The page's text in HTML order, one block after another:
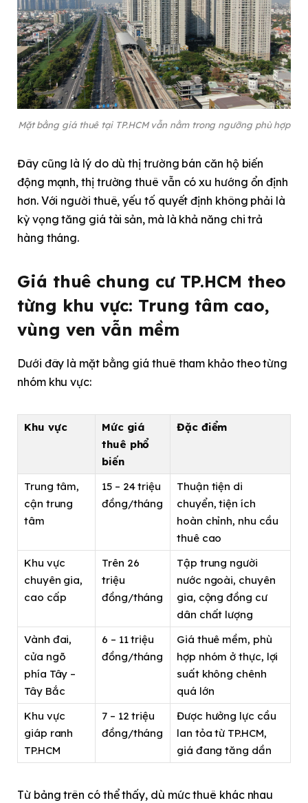
Mặt bằng giá thuê tại TP.HCM vẫn nằm trong ngưỡng phù hợp
Đây cũng là lý do dù thị trường bán căn hộ biến
động mạnh, thị trường thuê vẫn có xu hướng ổn định
hơn. Với người thuê, yếu tố quyết định không phải là
kỳ vọng tăng giá tài sản, mà là khả năng chi trả
hàng tháng.
Giá thuê chung cư TP.HCM theo
từng khu vực: Trung tâm cao,
vùng ven vẫn mềm
Dưới đây là mặt bằng giá thuê tham khảo theo từng
nhóm khu vực:
Khu vực
Mức giá
thuê phổ
biến
Đặc điểm
Trung tâm,
cận trung
tâm
15 – 24 triệu
đồng/tháng
Thuận tiện di
chuyển, tiện ích
hoàn chỉnh, nhu cầu
thuê cao
Khu vực
chuyên gia,
cao cấp
Trên 26
triệu
đồng/tháng
Tập trung người
nước ngoài, chuyên
gia, cộng đồng cư
dân chất lượng
Vành đai,
cửa ngõ
phía Tây –
Tây Bắc
6 – 11 triệu
đồng/tháng
Giá thuê mềm, phù
hợp nhóm ở thực, lợi
suất không chênh
quá lớn
Khu vực
giáp ranh
TP.HCM
7 – 12 triệu
đồng/tháng
Được hưởng lực cầu
lan tỏa từ TP.HCM,
giá đang tăng dần
Từ bảng trên có thể thấy, dù mức thuê khác nhau